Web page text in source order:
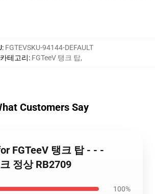
: FGTEVSKU-94144-DEFAULT
카테고리: FGTeeV 탱크 탑,
Customers Say
FGTeeV 탱크 탑 - - -
정상 RB2709
100%